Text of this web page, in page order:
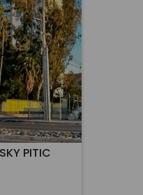
PITIC